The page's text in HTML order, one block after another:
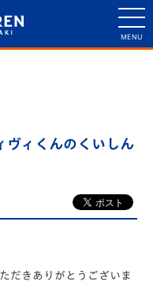
ヴィくんのくいしん
だきありがとうございま